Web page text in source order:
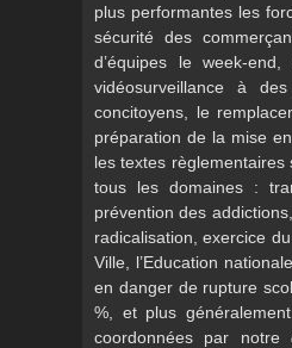
plus performantes les
sécurité des
d’équipes le week-
vidéosurveillance à
concitoyens, le
préparation de la mise
les textes
tous les domaines :
prévention des
radicalisation, exercice
Ville, l’Education
en danger de rupture
%, et plus
coordonnées par notre